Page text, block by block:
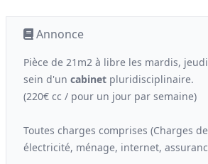
Annonce
Pièce de 21m2 à libre les mardis,
sein d'un cabinet pluridisciplinaire.
(220€ cc / pour un jour par semaine)
Toutes charges comprises (Charges
électricité, ménage, internet,